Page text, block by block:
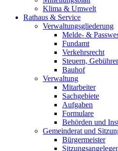
Klima & Umwelt
Rathaus & Service
Verwaltungsgliederung
Melde- &
Fundamt
Verkehrsrecht
Steuern,
Bauhof
Verwaltung
Mitarbeiter
Sachgebiete
Aufgaben
Formulare
Behörden und
Gemeinderat und
Bürgermeister